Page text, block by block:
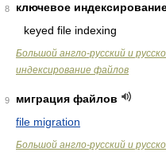
8
ключевое
keyed file indexing
Большой англо-русский и
индексирование файлов
9
миграция файлов
file migration
Большой англо-русский и